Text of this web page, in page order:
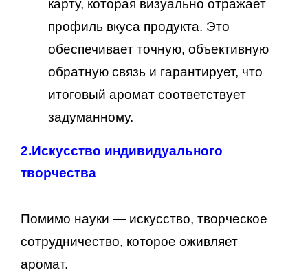
карту, которая визуально отражает
профиль вкуса продукта. Это
обеспечивает точную, объективную
обратную связь и гарантирует, что
итоговый аромат соответствует
задуманному.
2.Искусство индивидуального
творчества
Помимо науки — искусство, творческое
сотрудничество, которое оживляет
аромат.